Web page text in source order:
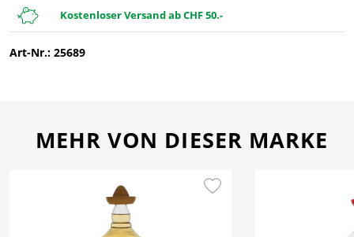
Kostenloser Versand ab CHF 50.-
Art-Nr.: 25689
MEHR VON DIESER MARKE